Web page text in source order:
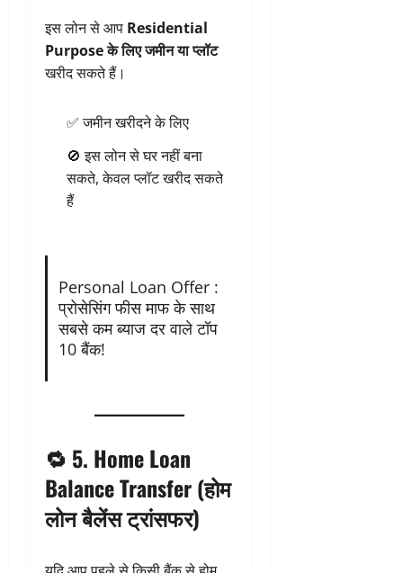
इस लोन से आप Residential
Purpose के लिए जमीन या प्लॉट
खरीद सकते हैं।
✅ जमीन खरीदने के लिए
🚫 इस लोन से घर नहीं बना
सकते, केवल प्लॉट खरीद सकते
हैं
Personal Loan Offer :
प्रोसेसिंग फीस माफ के साथ
सबसे कम ब्याज दर वाले टॉप
10 बैंक!
🔁 5. Home Loan
Balance Transfer (होम
लोन बैलेंस ट्रांसफर)